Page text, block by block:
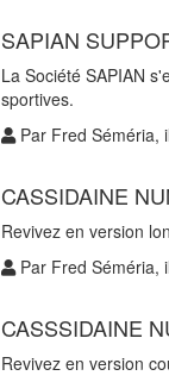
SAPIAN
La Société SAPIAN
sportives.
Par Fred Séméria,
CASSIDAINE
Revivez en version
Par Fred Séméria,
CASSSIDAINE
Revivez en version